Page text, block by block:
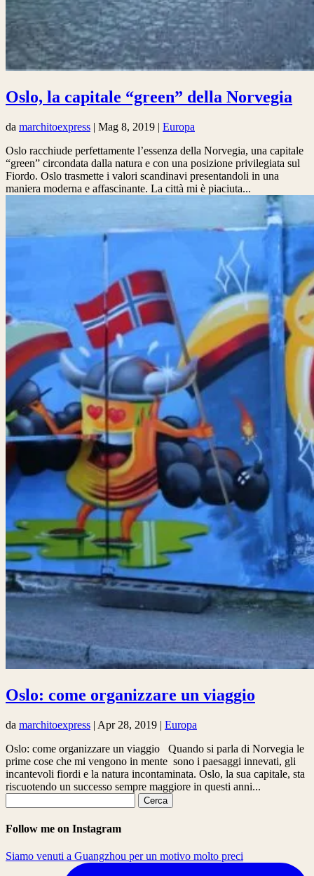
Oslo, la capitale “green” della Norvegia
da marchitoexpress | Mag 8, 2019 | Europa
Oslo racchiude perfettamente l’essenza della Norvegia, una capitale
“green” circondata dalla natura e con una posizione privilegiata sul
Fiordo. Oslo trasmette i valori scandinavi presentandoli in una
maniera moderna e affascinante. La città mi è piaciuta...
Oslo: come organizzare un viaggio
da marchitoexpress | Apr 28, 2019 | Europa
Oslo: come organizzare un viaggio Quando si parla di Norvegia le
prime cose che mi vengono in mente sono i paesaggi innevati, gli
incantevoli fiordi e la natura incontaminata. Oslo, la sua capitale, sta
riscuotendo un successo sempre maggiore in questi anni...
per:
Follow me on Instagram
Siamo venuti a Guangzhou per un motivo molto preci